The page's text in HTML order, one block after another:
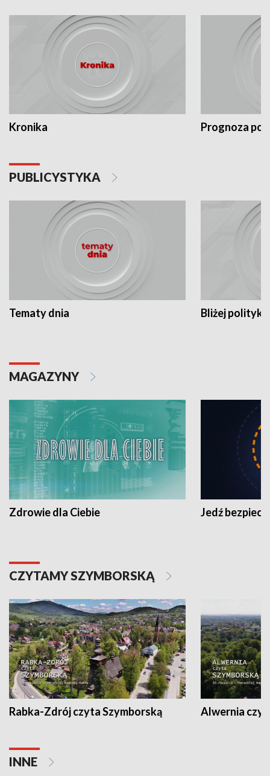
Kronika Prognoza
PUBLICYSTYKA
Tematy dnia Bliżej polityki
MAGAZYNY
Zdrowie dla Ciebie Jedź
CZYTAMY SZYMBORSKĄ
Rabka-Zdrój czyta Szymborską Alwernia
INNE